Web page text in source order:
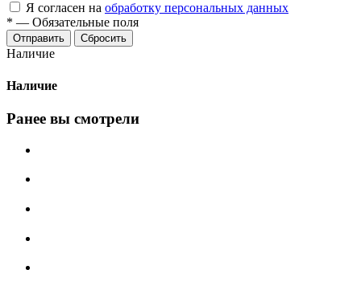
Я согласен на обработку персональных данных
* — Обязательные поля
Сбросить
Наличие
Наличие
Ранее вы смотрели